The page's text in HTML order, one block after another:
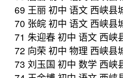
69 王丽 初中 语文 西峡县
70 张皖 初中 语文 西峡县
71 朱迎春 初中 语文 西峡
72 向荣 初中 物理 西峡县
73 刘玉国 初中 数学 西峡